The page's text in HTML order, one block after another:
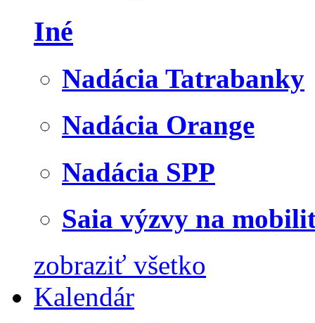
Iné
Nadácia Tatrabanky
Nadácia Orange
Nadácia SPP
Saia výzvy na
zobraziť všetko
Kalendár